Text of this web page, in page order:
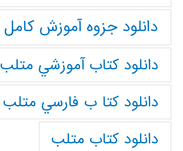
دانلود جزوه آموزش کامل matlab
دانلود كتاب آموزشي متلب
دانلود كتا ب فارسي متلب
دانلود كتاب متلب